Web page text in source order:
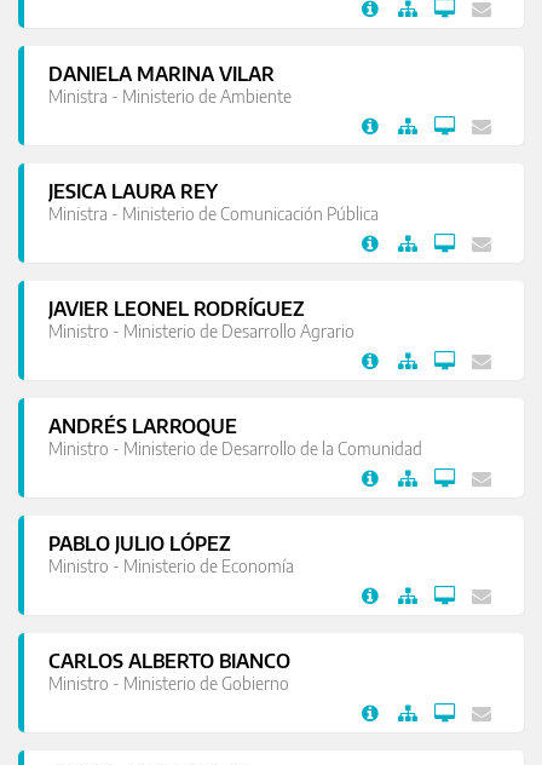
DANIELA MARINA VILAR
Ministra - Ministerio de Ambiente
JESICA LAURA REY
Ministra - Ministerio de Comunicación Pública
JAVIER LEONEL RODRÍGUEZ
Ministro - Ministerio de Desarrollo Agrario
ANDRÉS LARROQUE
Ministro - Ministerio de Desarrollo de la Comunidad
PABLO JULIO LÓPEZ
Ministro - Ministerio de Economía
CARLOS ALBERTO BIANCO
Ministro - Ministerio de Gobierno